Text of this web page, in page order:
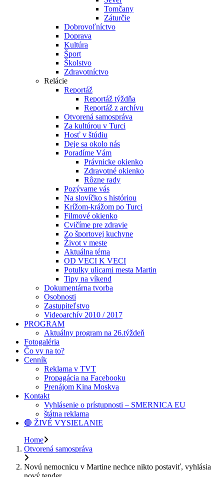
Tomčany
Záturčie
Dobrovoľníctvo
Doprava
Kultúra
Šport
Školstvo
Zdravotníctvo
Relácie
Reportáž
Reportáž týždňa
Reportáž z archívu
Otvorená samospráva
Za kultúrou v Turci
Hosť v štúdiu
Deje sa okolo nás
Poradíme Vám
Právnicke okienko
Zdravotné okienko
Rôzne rady
Pozývame vás
Na slovíčko s históriou
Krížom-krážom po Turci
Filmové okienko
Cvičíme pre zdravie
Zo športovej kuchyne
Život v meste
Aktuálna téma
OD VECI K VECI
Potulky ulicami mesta Martin
Tipy na víkend
Dokumentárna tvorba
Osobnosti
Zastupiteľstvo
Videoarchív 2010 / 2017
PROGRAM
Aktuálny program na 26.týždeň
Fotogaléria
Čo vy na to?
Cenník
Reklama v TVT
Propagácia na Facebooku
Prenájom Kina Moskva
Kontakt
Vyhlásenie o prístupnosti – SMERNICA EU
štátna reklama
🔴 ŽIVÉ VYSIELANIE
Home
Otvorená samospráva
Novú nemocnicu v Martine nechce nikto postaviť, vyhlásia